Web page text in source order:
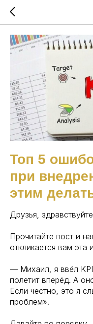
Топ 5
при
этим
Друзья,
Прочитайте пост и
откликается вам эта
— Михаил, я ввёл
полетит вперёд. А
Если честно, это я
проблем».